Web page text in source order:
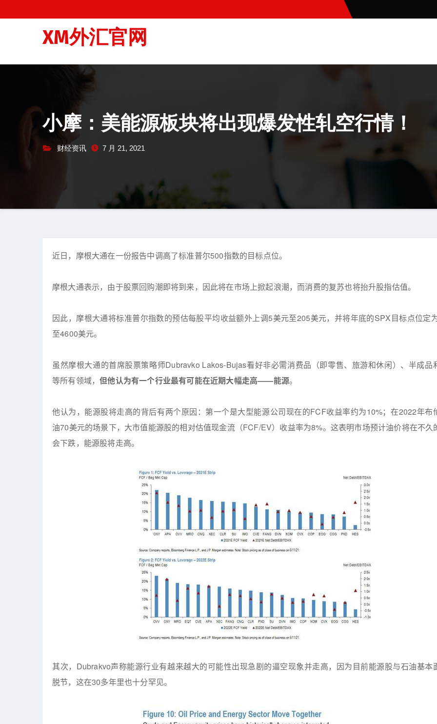
至
XM外汇官网
小摩：美能源板块将出现爆发性轧空行情！
财经资讯 7 月 21, 2021
近日，摩根大通在一份报告中调高了标准普尔500指数的目标点位。
摩根大通表示，由于股票回购潮即将到来，因此将在市场上掀起浪潮，而消费的复苏也将抬升股指估值。
因此，摩根大通将标准普尔指数的预估每股平均收益额外上调5美元至205美元，并将年底的SPX目标点位定
至4600美元。
虽然摩根大通的首席股票策略师Dubravko Lakos-Bujas看好非必需消费品（即零售、旅游和休闲）、半成品
等所有领域，但他认为有一个行业最有可能在近期大幅走高——能源。
他认为，能源股将走高的背后有两个原因：第一个是大型能源公司现在的FCF收益率约为10%；在2022年布
油70美元的场景下，大市值能源股的相对估值现金流（FCF/EV）收益率为8%。这表明市场预计油价将在不久
会下跌，能源股将走高。
其次，Dubrakvo声称能源行业有越来越大的可能性出现急剧的逼空现象并走高，因为目前能源股与石油基本
脱节，这在30多年里也十分罕见。